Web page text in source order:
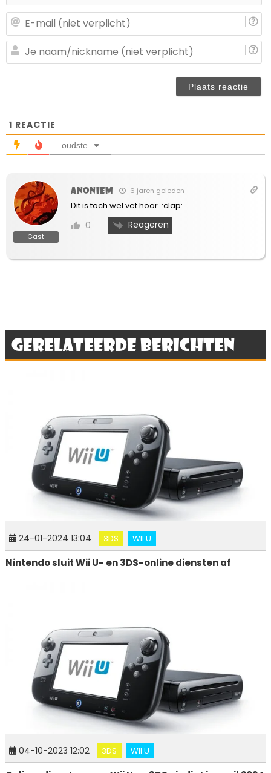
1 REACTIE
oudste
Gast
Anoniem 6 jaren geleden
Dit is toch wel vet hoor. :clap:
0 Reageren
Gerelateerde berichten
24-01-2024 13:04 3DS WII U
Nintendo sluit Wii U- en 3DS-online diensten af
04-10-2023 12:02 3DS WII U